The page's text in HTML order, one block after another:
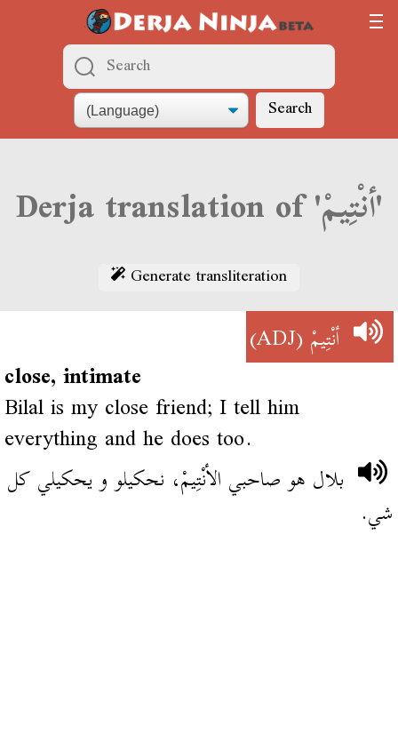
Search
Derja translation of 'أنْتِيمْ'
Generate transliteration
أنْتِيمْ(ADJ)
close, intimate
Bilal is my close friend; I tell him
everything and he does too.
بلال هو صاحبي الأنْتِيمْ، نحكيلو و يحكيلي كل
شي.